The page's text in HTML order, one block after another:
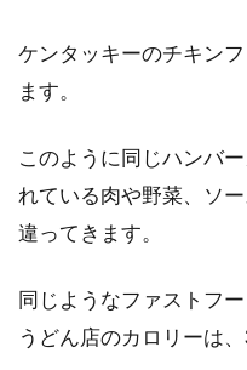
が気
健康
ケンタッキーのチキン
ます。
このように同じハンバ
れている肉や野菜、ソ
違ってきます。
同じようなファストフ
うどん店のカロリーは